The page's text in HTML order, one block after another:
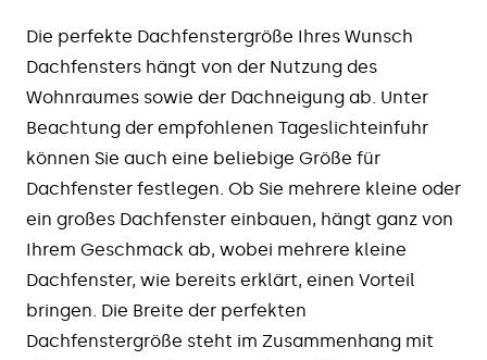
Die perfekte Dachfenstergröße Ihres Wunsch
Dachfensters hängt von der Nutzung des
Wohnraumes sowie der Dachneigung ab. Unter
Beachtung der empfohlenen Tageslichteinfuhr
können Sie auch eine beliebige Größe für
Dachfenster festlegen. Ob Sie mehrere kleine oder
ein großes Dachfenster einbauen, hängt ganz von
Ihrem Geschmack ab, wobei mehrere kleine
Dachfenster, wie bereits erklärt, einen Vorteil
bringen. Die Breite der perfekten
Dachfenstergröße steht im Zusammenhang mit